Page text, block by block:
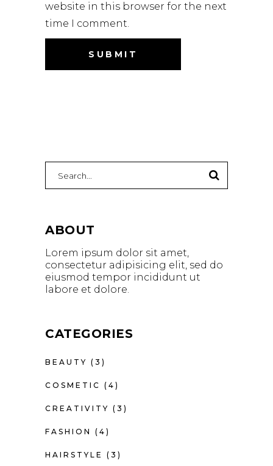
website in this browser for the next
time I comment.
for:
ABOUT
Lorem ipsum dolor sit amet,
consectetur adipisicing elit, sed do
eiusmod tempor incididunt ut
labore et dolore.
CATEGORIES
BEAUTY (3)
COSMETIC (4)
CREATIVITY (3)
FASHION (4)
HAIRSTYLE (3)